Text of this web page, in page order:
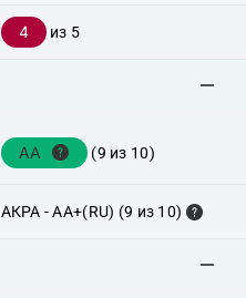
4 из 5
AA (9 из 10)
АКРА - AA+(RU) (9 из 10)